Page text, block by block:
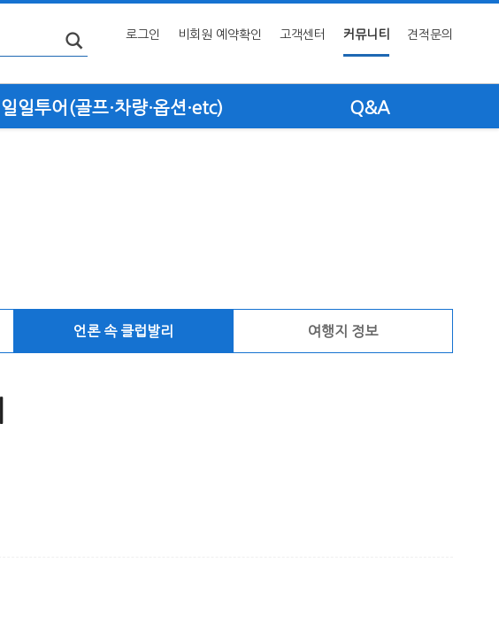
로그인 비회원 예약확인 고객센터 커뮤니티 견적문의
일일투어(골프·차량·옵션·etc) Q&A
언론 속 클럽발리 여행지 정보